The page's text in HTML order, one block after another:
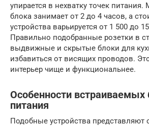
упирается в нехватку точек
блока занимает от 2 до 4 часов, а
устройства варьируется от 1 500 до
Правильно подобранные розетки в
выдвижные и скрытые блоки для
избавиться от висящих проводов.
интерьер чище и функциональнее.
Особенности встраиваемых
питания
Подобные устройства представляют